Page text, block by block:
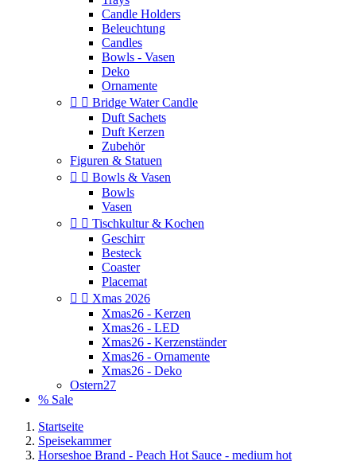
Candle Holders
Beleuchtung
Candles
Bowls - Vasen
Deko
Ornamente
  Bridge Water Candle
Duft Sachets
Duft Kerzen
Zubehör
Figuren & Statuen
  Bowls & Vasen
Bowls
Vasen
  Tischkultur & Kochen
Geschirr
Besteck
Coaster
Placemat
  Xmas 2026
Xmas26 - Kerzen
Xmas26 - LED
Xmas26 - Kerzenständer
Xmas26 - Ornamente
Xmas26 - Deko
Ostern27
% Sale
Startseite
Speisekammer
Horseshoe Brand - Peach Hot Sauce - medium hot